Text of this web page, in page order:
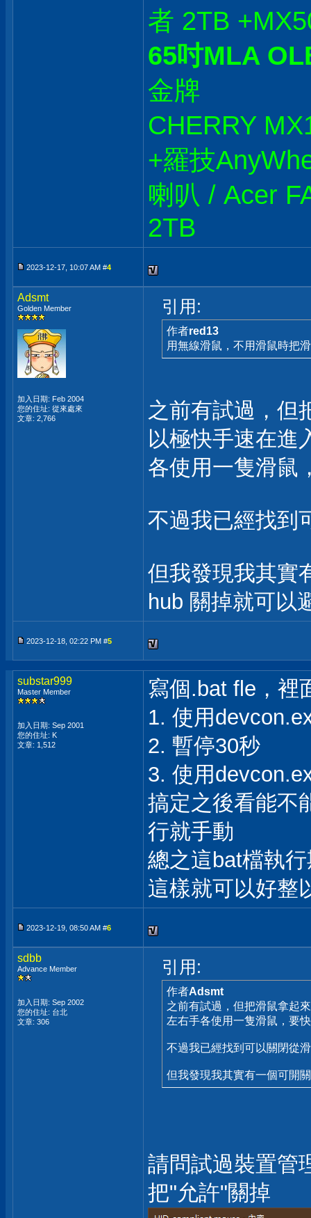
者 2TB
65吋MLA
金牌
CHERRY
+羅技
喇叭 / Acer
2TB
2023-12-17, 10:07 AM #4
Adsmt
Golden Member
加入日期: Feb 2004
您的住址: 從來處來
文章: 2,766
引用:
作者red13
用無線滑鼠，不用滑鼠時把
之前有試過，但
以極快手速在進
各使用一隻滑鼠
不過我已經找到
但我發現我其實
hub 關掉就可以
2023-12-18, 02:22 PM #5
substar999
Master Member
加入日期: Sep 2001
您的住址: K
文章: 1,512
寫個.bat fle，裡
1. 使用
2. 暫停30秒
3. 使用
搞定之後看能不
行就手動
總之這bat檔執
這樣就可以好整
2023-12-19, 08:50 AM #6
sdbb
Advance Member
加入日期: Sep 2002
您的住址: 台北
文章: 306
引用:
作者Adsmt
之前有試過，但把滑鼠拿起
左右手各使用一隻滑鼠，要
不過我已經找到可以關閉從
但我發現我其實有一個可開
請問試過裝置管
把"允許"關掉